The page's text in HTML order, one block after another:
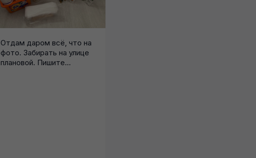
Отдам даром всё, что на
фото. Забирать на улице
плановой. Пишите